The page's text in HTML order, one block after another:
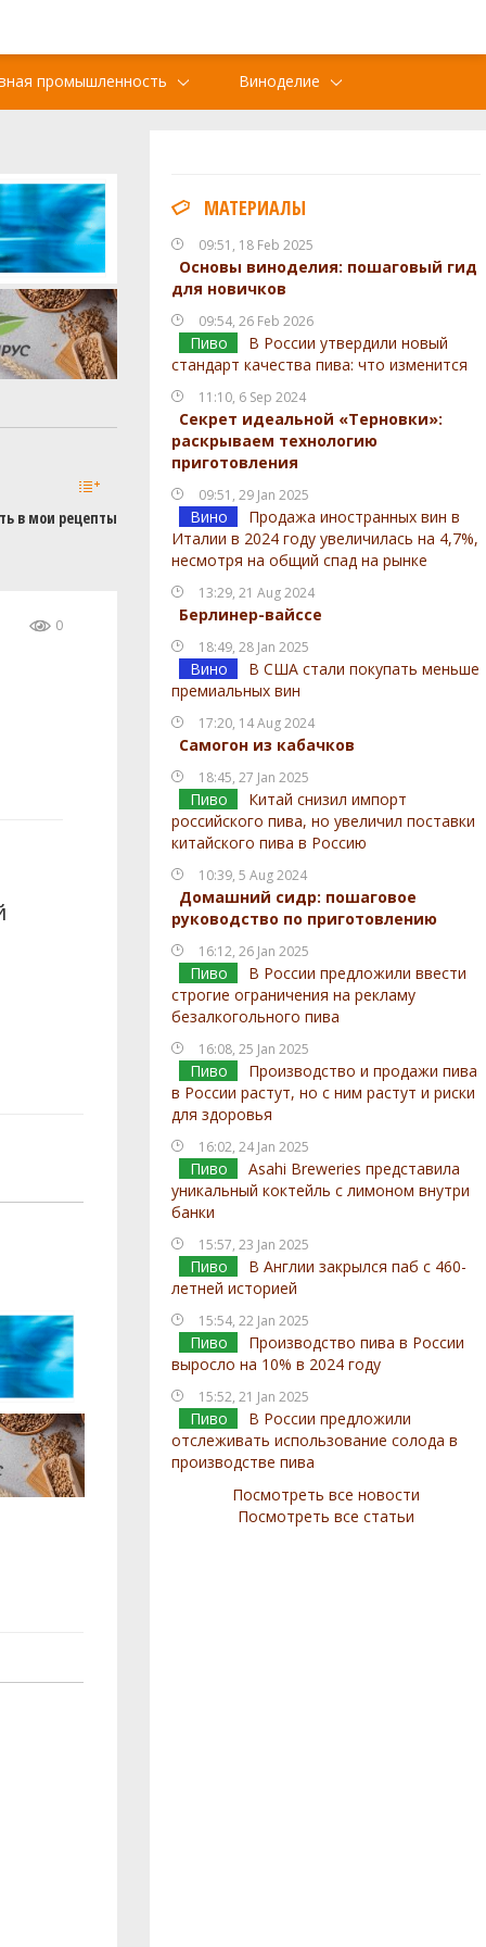
промышленность Виноделие
МАТЕРИАЛЫ
09:51, 18 Feb 2025
Основы виноделия: пошаговый гид
для новичков
09:54, 26 Feb 2026
Пиво
В России утвердили новый
стандарт качества пива: что изменится
11:10, 6 Sep 2024
Секрет идеальной «Терновки»:
раскрываем технологию
приготовления
09:51, 29 Jan 2025
Вино
Продажа иностранных вин в
Италии в 2024 году увеличилась на 4,7%,
несмотря на общий спад на рынке
13:29, 21 Aug 2024
Берлинер-вайссе
18:49, 28 Jan 2025
Вино
В США стали покупать меньше
премиальных вин
17:20, 14 Aug 2024
Самогон из кабачков
18:45, 27 Jan 2025
Пиво
Китай снизил импорт
российского пива, но увеличил поставки
китайского пива в Россию
10:39, 5 Aug 2024
Домашний сидр: пошаговое
руководство по приготовлению
16:12, 26 Jan 2025
Пиво
В России предложили ввести
строгие ограничения на рекламу
безалкогольного пива
16:08, 25 Jan 2025
Пиво
Производство и продажи пива
в России растут, но с ним растут и риски
для здоровья
16:02, 24 Jan 2025
Пиво
Asahi Breweries представила
уникальный коктейль с лимоном внутри
банки
15:57, 23 Jan 2025
Пиво
В Англии закрылся паб с 460-
летней историей
15:54, 22 Jan 2025
Пиво
Производство пива в России
выросло на 10% в 2024 году
15:52, 21 Jan 2025
Пиво
В России предложили
отслеживать использование солода в
производстве пива
Посмотреть все новости
Посмотреть все статьи
в мои рецепты
0